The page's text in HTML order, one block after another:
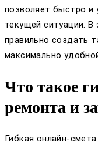
позволяет быстро и
текущей ситуации. В
правильно создать
максимально
Что такое
ремонта и
Гибкая онлайн-